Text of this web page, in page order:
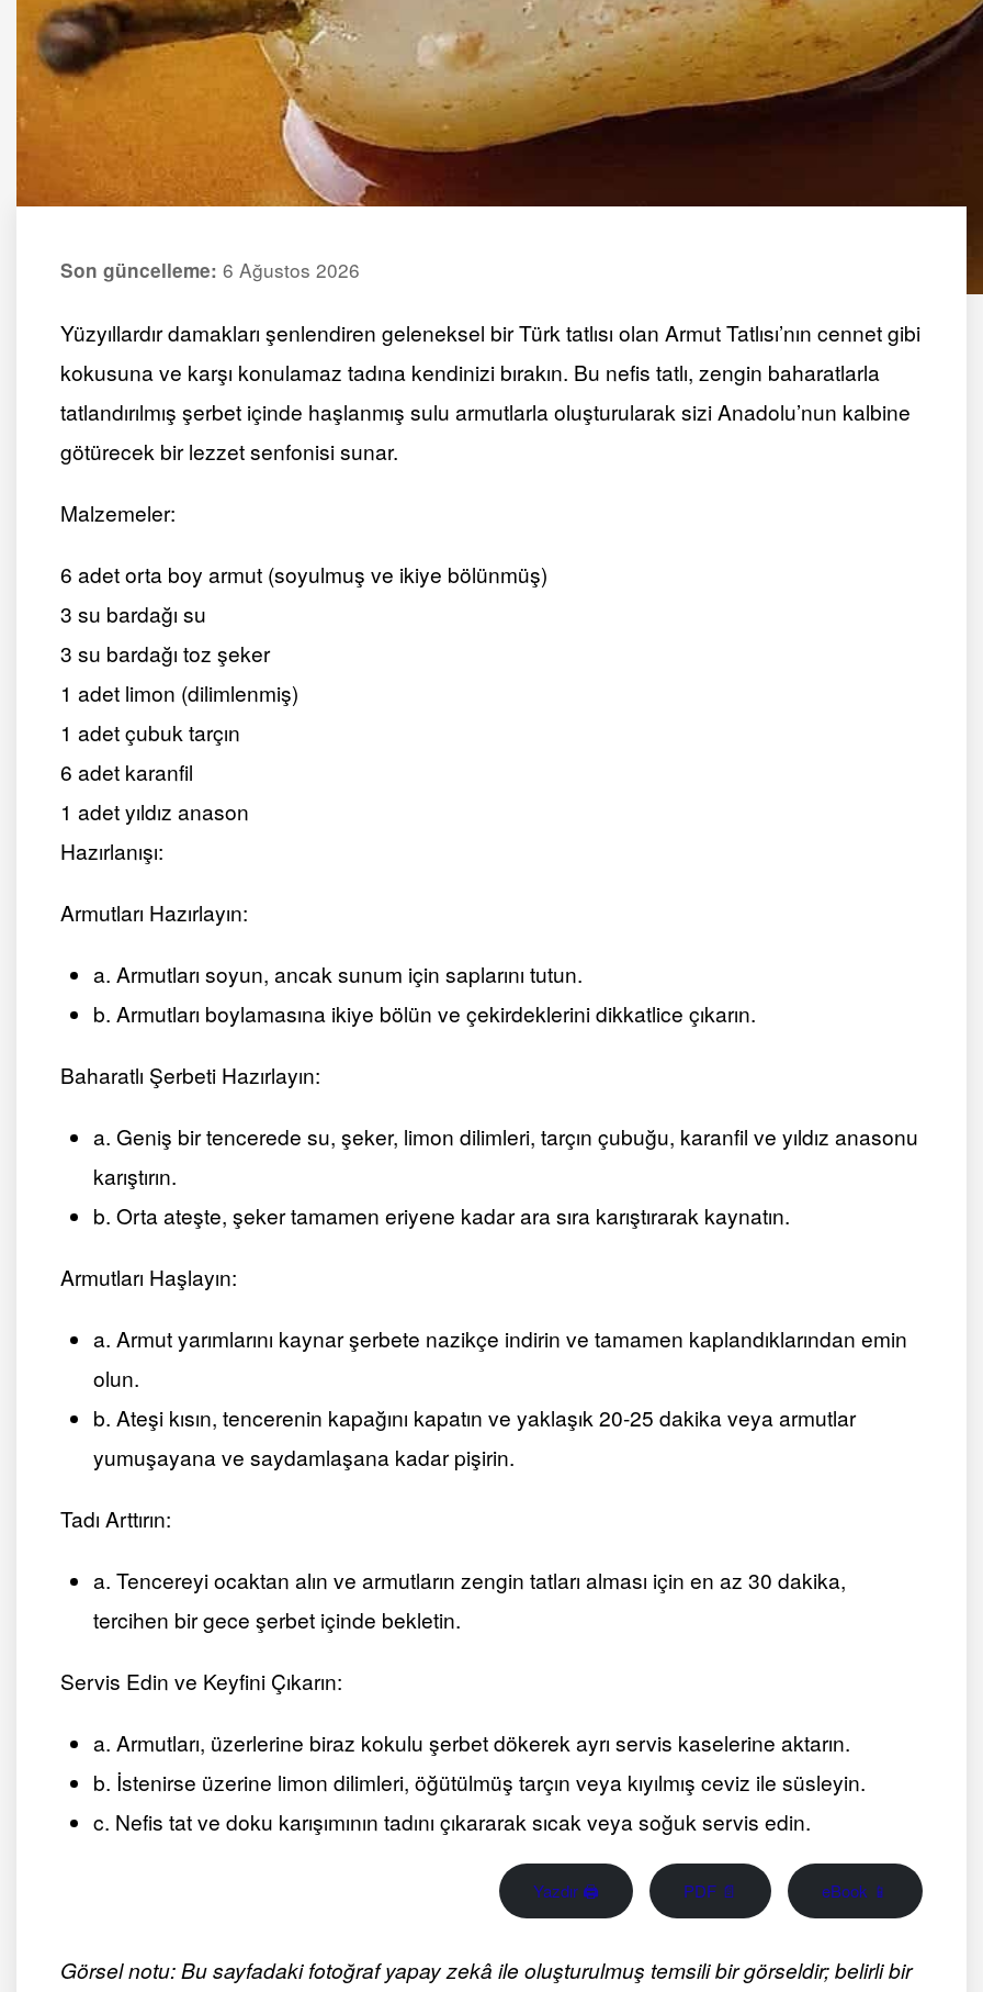
Son güncelleme: 6 Ağustos 2026
Yüzyıllardır damakları şenlendiren geleneksel bir Türk tatlısı olan Armut Tatlısı’nın cennet gibi
kokusuna ve karşı konulamaz tadına kendinizi bırakın. Bu nefis tatlı, zengin baharatlarla
tatlandırılmış şerbet içinde haşlanmış sulu armutlarla oluşturularak sizi Anadolu’nun kalbine
götürecek bir lezzet senfonisi sunar.
Malzemeler:
6 adet orta boy armut (soyulmuş ve ikiye bölünmüş)
3 su bardağı su
3 su bardağı toz şeker
1 adet limon (dilimlenmiş)
1 adet çubuk tarçın
6 adet karanfil
1 adet yıldız anason
Hazırlanışı:
Armutları Hazırlayın:
a. Armutları soyun, ancak sunum için saplarını tutun.
b. Armutları boylamasına ikiye bölün ve çekirdeklerini dikkatlice çıkarın.
Baharatlı Şerbeti Hazırlayın:
a. Geniş bir tencerede su, şeker, limon dilimleri, tarçın çubuğu, karanfil ve yıldız anasonu
karıştırın.
b. Orta ateşte, şeker tamamen eriyene kadar ara sıra karıştırarak kaynatın.
Armutları Haşlayın:
a. Armut yarımlarını kaynar şerbete nazikçe indirin ve tamamen kaplandıklarından emin
olun.
b. Ateşi kısın, tencerenin kapağını kapatın ve yaklaşık 20-25 dakika veya armutlar
yumuşayana ve saydamlaşana kadar pişirin.
Tadı Arttırın:
a. Tencereyi ocaktan alın ve armutların zengin tatları alması için en az 30 dakika,
tercihen bir gece şerbet içinde bekletin.
Servis Edin ve Keyfini Çıkarın:
a. Armutları, üzerlerine biraz kokulu şerbet dökerek ayrı servis kaselerine aktarın.
b. İstenirse üzerine limon dilimleri, öğütülmüş tarçın veya kıyılmış ceviz ile süsleyin.
c. Nefis tat ve doku karışımının tadını çıkararak sıcak veya soğuk servis edin.
Yazdır 🖨 PDF 📄 eBook 📱
Görsel notu: Bu sayfadaki fotoğraf yapay zekâ ile oluşturulmuş temsili bir görseldir; belirli bir